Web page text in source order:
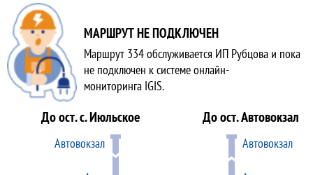
МАРШРУТ НЕ ПОДКЛЮЧЕН
Маршрут 334 обслуживается ИП Рубцова и пока
не подключен к системе онлайн-
мониторинга IGIS.
До ост. с. Июльское
Автовокзал
До ост. Автовокзал
Автовокзал